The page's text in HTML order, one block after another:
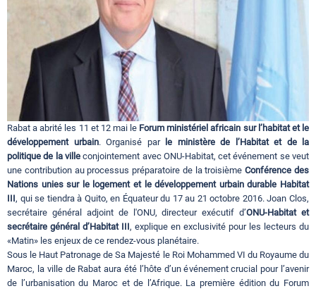
Evenements
Contact
Rabat a abrité les 11 et 12 mai le Forum ministériel africain sur l’habitat et le
développement urbain. Organisé par le ministère de l’Habitat et de la
politique de la villeconjointement avec ONU-Habitat, cet événement se veut
une contribution au processus préparatoire de la troisièmeConférence des
Nations unies sur le logement et le développement urbain durable Habitat
III, qui se tiendra à Quito, en Équateur du 17 au 21 octobre 2016. Joan Clos,
secrétaire général adjoint de l'ONU, directeur exécutif d’ONU-Habitat et
secrétaire général d’Habitat III, explique en exclusivité pour les lecteurs du
«Matin» les enjeux de ce rendez-vous planétaire.
Sous le Haut Patronage de Sa Majesté le Roi Mohammed VI du Royaume du
Maroc, la ville de Rabat aura été l’hôte d’un événement crucial pour l’avenir
de l’urbanisation du Maroc et de l’Afrique. La première édition du Forum